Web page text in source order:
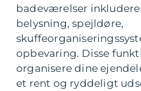
badeværelser
belysning, spejldøre,
opbevaring. Disse
organisere dine
et rent og ryddeligt